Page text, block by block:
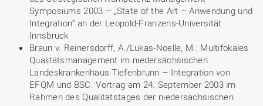
Symposiums 2003 – „State of the Art – Anwendung und
Integration“ an der Leopold-Franzens-Universität
Innsbruck
Braun v. Reinersdorff, A./Lukas-Noelle, M.: Multifokales
Qualitätsmanagement im niedersächsischen
Landeskrankenhaus Tiefenbrunn – Integration von
EFQM und BSC. Vortrag am 24. September 2003 im
Rahmen des Qualitätstages der niedersächsischen